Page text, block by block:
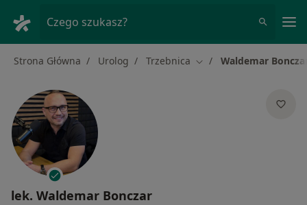
Czego szukasz?
Strona Główna Urolog Trzebnica Zmień miasto
Waldemar
lek. Waldemar Bonczar